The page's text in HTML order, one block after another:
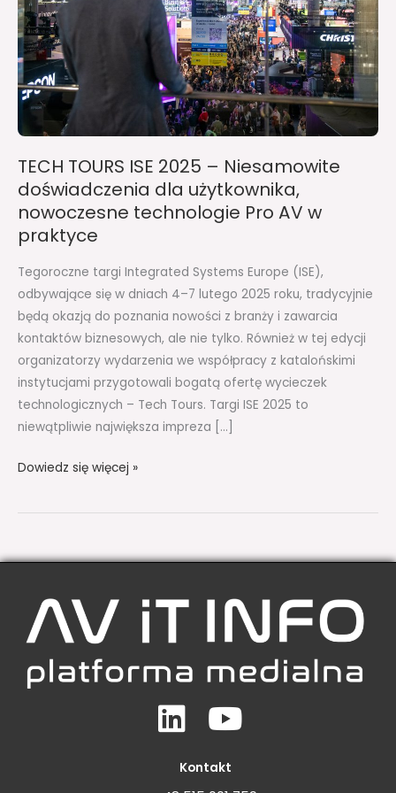
TECH TOURS ISE 2025 – Niesamowite
doświadczenia dla użytkownika,
nowoczesne technologie Pro AV w
praktyce
Tegoroczne targi Integrated Systems Europe (ISE),
odbywające się w dniach 4–7 lutego 2025 roku, tradycyjnie
będą okazją do poznania nowości z branży i zawarcia
kontaktów biznesowych, ale nie tylko. Również w tej edycji
organizatorzy wydarzenia we współpracy z katalońskimi
instytucjami przygotowali bogatą ofertę wycieczek
technologicznych – Tech Tours. Targi ISE 2025 to
niewątpliwie największa impreza […]
Niesamowite
doświadczenia
dla
użytkownika,
nowoczesne
technologie
AV
w
praktyce
Dowiedz się więcej »
LinkedinYoutube
Kontakt